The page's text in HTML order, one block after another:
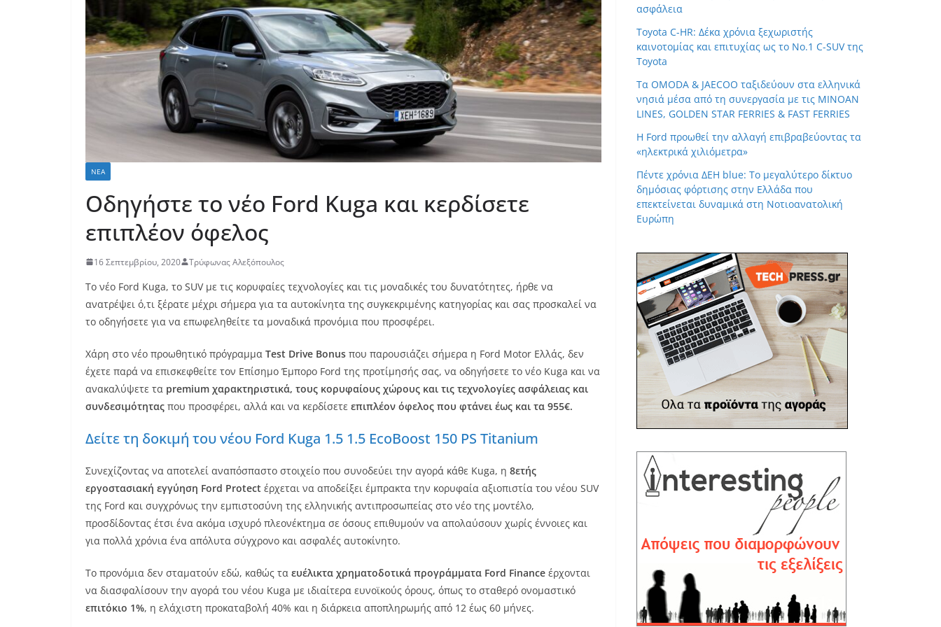
ΝΈΑ
Οδηγήστε τo νέο Ford Kuga και κερδίσετε
επιπλέον όφελος
16 Σεπτεμβρίου, 2020 Τρύφωνας Αλεξόπουλος
Το νέο Ford Kuga, το SUV με τις κορυφαίες τεχνολογίες και τις μοναδικές του δυνατότητες, ήρθε να
ανατρέψει ό,τι ξέρατε μέχρι σήμερα για τα αυτοκίνητα της συγκεκριμένης κατηγορίας και σας προσκαλεί να
το οδηγήσετε για να επωφεληθείτε τα μοναδικά προνόμια που προσφέρει.
Χάρη στο νέο προωθητικό πρόγραμμα Test Drive Bonus που παρουσιάζει σήμερα η Ford Motor Ελλάς, δεν
έχετε παρά να επισκεφθείτε τον Επίσημο Έμπορο Ford της προτίμησής σας, να οδηγήσετε το νέο Kuga και να
ανακαλύψετε τα premium χαρακτηριστικά, τους κορυφαίους χώρους και τις τεχνολογίες ασφάλειας και
συνδεσιμότητας που προσφέρει, αλλά και να κερδίσετε επιπλέον όφελος που φτάνει έως και τα 955€.
Δείτε τη δοκιμή του νέου Ford Kuga 1.5 1.5 EcoBoost 150 PS Titanium
Συνεχίζοντας να αποτελεί αναπόσπαστο στοιχείο που συνοδεύει την αγορά κάθε Kuga, η 8ετής
εργοστασιακή εγγύηση Ford Protect έρχεται να αποδείξει έμπρακτα την κορυφαία αξιοπιστία του νέου SUV
της Ford και συγχρόνως την εμπιστοσύνη της ελληνικής αντιπροσωπείας στο νέο της μοντέλο,
προσδίδοντας έτσι ένα ακόμα ισχυρό πλεονέκτημα σε όσους επιθυμούν να απολαύσουν χωρίς έννοιες και
για πολλά χρόνια ένα απόλυτα σύγχρονο και ασφαλές αυτοκίνητο.
Το προνόμια δεν σταματούν εδώ, καθώς τα ευέλικτα χρηματοδοτικά προγράμματα Ford Finance έρχονται
να διασφαλίσουν την αγορά του νέου Kuga με ιδιαίτερα ευνοϊκούς όρους, όπως το σταθερό ονομαστικό
επιτόκιο 1%, η ελάχιστη προκαταβολή 40% και η διάρκεια αποπληρωμής από 12 έως 60 μήνες.
ασφάλεια
Toyota C-HR: Δέκα χρόνια ξεχωριστής
καινοτομίας και επιτυχίας ως το Νο.1 C-SUV της
Toyota
Τα OMODA & JAECOO ταξιδεύουν στα ελληνικά
νησιά μέσα από τη συνεργασία με τις MINOAN
LINES, GOLDEN STAR FERRIES & FAST FERRIES
Η Ford προωθεί την αλλαγή επιβραβεύοντας τα
«ηλεκτρικά χιλιόμετρα»
Πέντε χρόνια ΔΕΗ blue: Το μεγαλύτερο δίκτυο
δημόσιας φόρτισης στην Ελλάδα που
επεκτείνεται δυναμικά στη Νοτιοανατολική
Ευρώπη